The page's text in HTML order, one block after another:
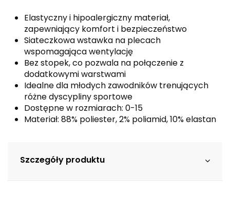
Elastyczny i hipoalergiczny materiał,
zapewniający komfort i bezpieczeństwo
Siateczkowa wstawka na plecach
wspomagająca wentylację
Bez stopek, co pozwala na połączenie z
dodatkowymi warstwami
Idealne dla młodych zawodników trenujących
różne dyscypliny sportowe
Dostępne w rozmiarach: 0-15
Materiał: 88% poliester, 2% poliamid, 10% elastan
Szczegóły produktu